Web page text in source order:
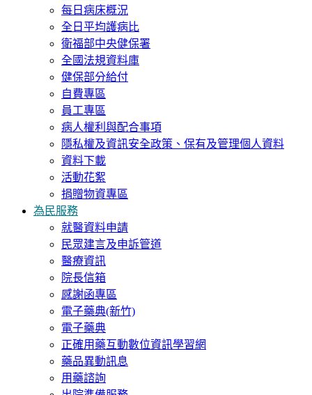
每日病床概況
全日平均護病比
衛福部中央健保署
全國法規資料庫
健保部分給付
自費專區
員工專區
病人權利與配合事項
隱私權及資訊安全政策、保有及管理個人資料
資料下載
活動花絮
捐贈物資專區
為民服務
就醫資料申請
民眾建言及申訴管道
醫療資訊
院長信箱
感謝函專區
電子藥典(新竹)
電子藥典
正確用藥互動數位資訊學習網
藥品異動訊息
用藥諮詢